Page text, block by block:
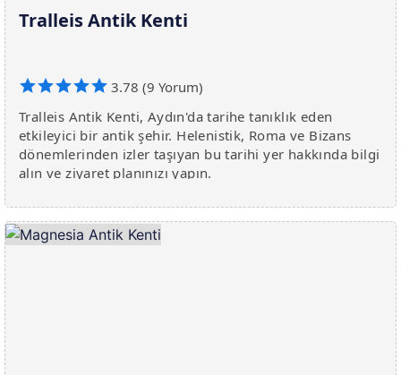
Tralleis Antik Kenti
3.78 (9 Yorum)
Tralleis Antik Kenti, Aydın'da tarihe tanıklık eden
etkileyici bir antik şehir. Helenistik, Roma ve Bizans
dönemlerinden izler taşıyan bu tarihi yer hakkında bilgi
alın ve ziyaret planınızı yapın.